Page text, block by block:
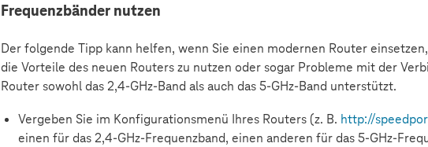
Frequenzbänder nutzen
Der folgende Tipp kann helfen, wenn Sie einen modernen Router
die Vorteile des neuen Routers zu nutzen oder sogar Probleme mit der
Router sowohl das 2,4-GHz-Band als auch das 5-GHz-Band unterstützt.
Vergeben Sie im Konfigurationsmenü Ihres Routers (z. B. http://
einen für das 2,4-GHz-Frequenzband, einen anderen für das 5-GHz-